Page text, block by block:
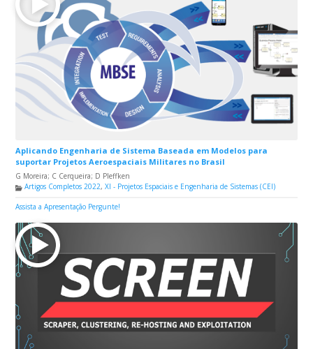
Aplicando Engenharia de Sistema Baseada em Modelos para
suportar Projetos Aeroespaciais Militares no Brasil
G Moreira; C Cerqueira; D Pleffken
Artigos Completos 2022,XI - Projetos Espaciais e Engenharia de Sistemas (CEI)
Assista a Apresentação Pergunte!